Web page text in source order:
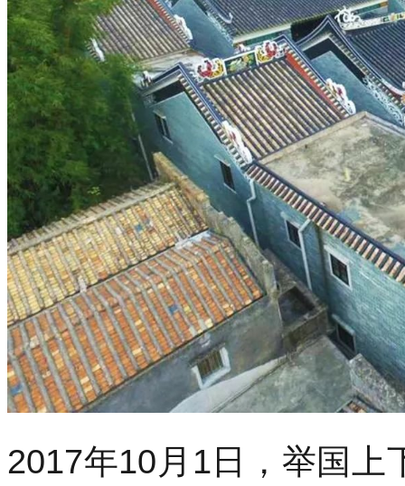
2017年10月1日，举国上